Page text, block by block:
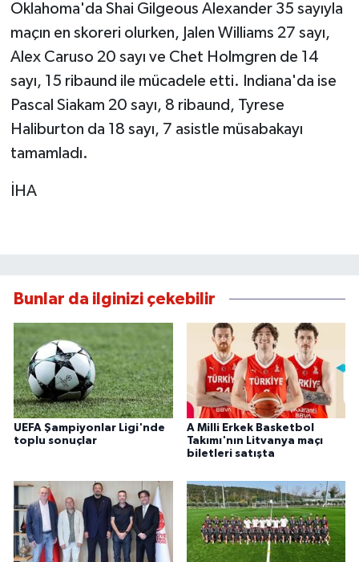
Oklahoma'da Shai Gilgeous Alexander 35 sayıyla
maçın en skoreri olurken, Jalen Williams 27 sayı,
Alex Caruso 20 sayı ve Chet Holmgren de 14
sayı, 15 ribaund ile mücadele etti. Indiana'da ise
Pascal Siakam 20 sayı, 8 ribaund, Tyrese
Haliburton da 18 sayı, 7 asistle müsabakayı
tamamladı.
İHA
Bunlar da ilginizi çekebilir
UEFA Şampiyonlar Ligi'nde
toplu sonuçlar
A Milli Erkek Basketbol
Takımı'nın Litvanya maçı
biletleri satışta